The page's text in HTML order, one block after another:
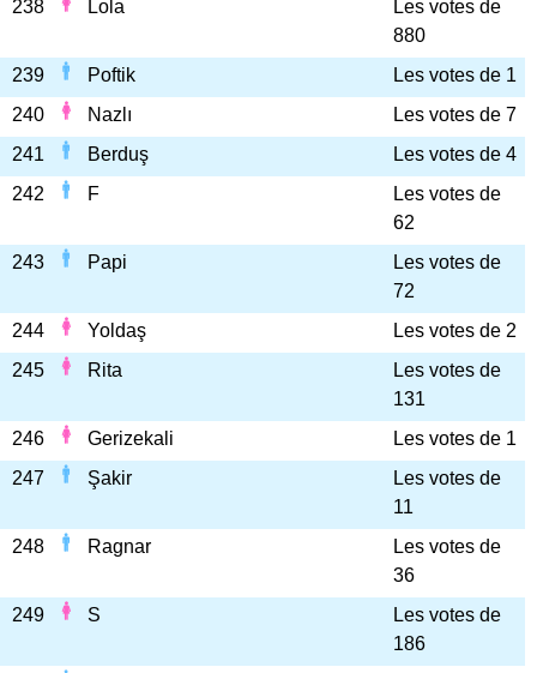
238
Lola
Les votes de
880
239
Poftik
Les votes de 1
240
Nazlı
Les votes de 7
241
Berduş
Les votes de 4
242
F
Les votes de
62
243
Papi
Les votes de
72
244
Yoldaş
Les votes de 2
245
Rita
Les votes de
131
246
Gerizekali
Les votes de 1
247
Şakir
Les votes de
11
248
Ragnar
Les votes de
36
249
S
Les votes de
186